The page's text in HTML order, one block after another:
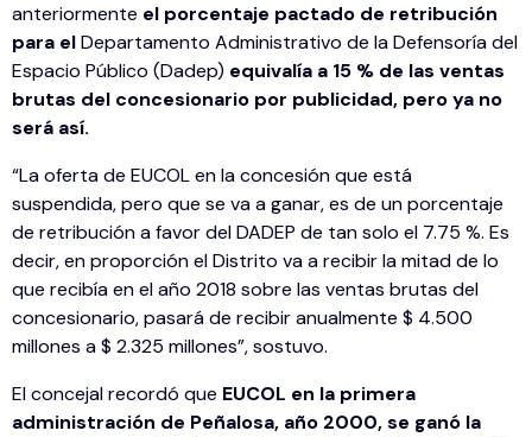
anteriormente el porcentaje pactado de retribución
para elDepartamento Administrativo de la Defensoría del
Espacio Público (Dadep) equivalía a 15 % de las ventas
brutas del concesionario por publicidad, pero ya no
será así.
“La oferta de EUCOL en la concesión que está
suspendida, pero que se va a ganar, es de un porcentaje
de retribución a favor del DADEP de tan solo el 7.75 %. Es
decir, en proporción el Distrito va a recibir la mitad de lo
que recibía en el año 2018 sobre las ventas brutas del
concesionario, pasará de recibir anualmente $ 4.500
millones a $ 2.325 millones”, sostuvo.
El concejal recordó que EUCOL en la primera
administración de Peñalosa, año 2000, se ganó la